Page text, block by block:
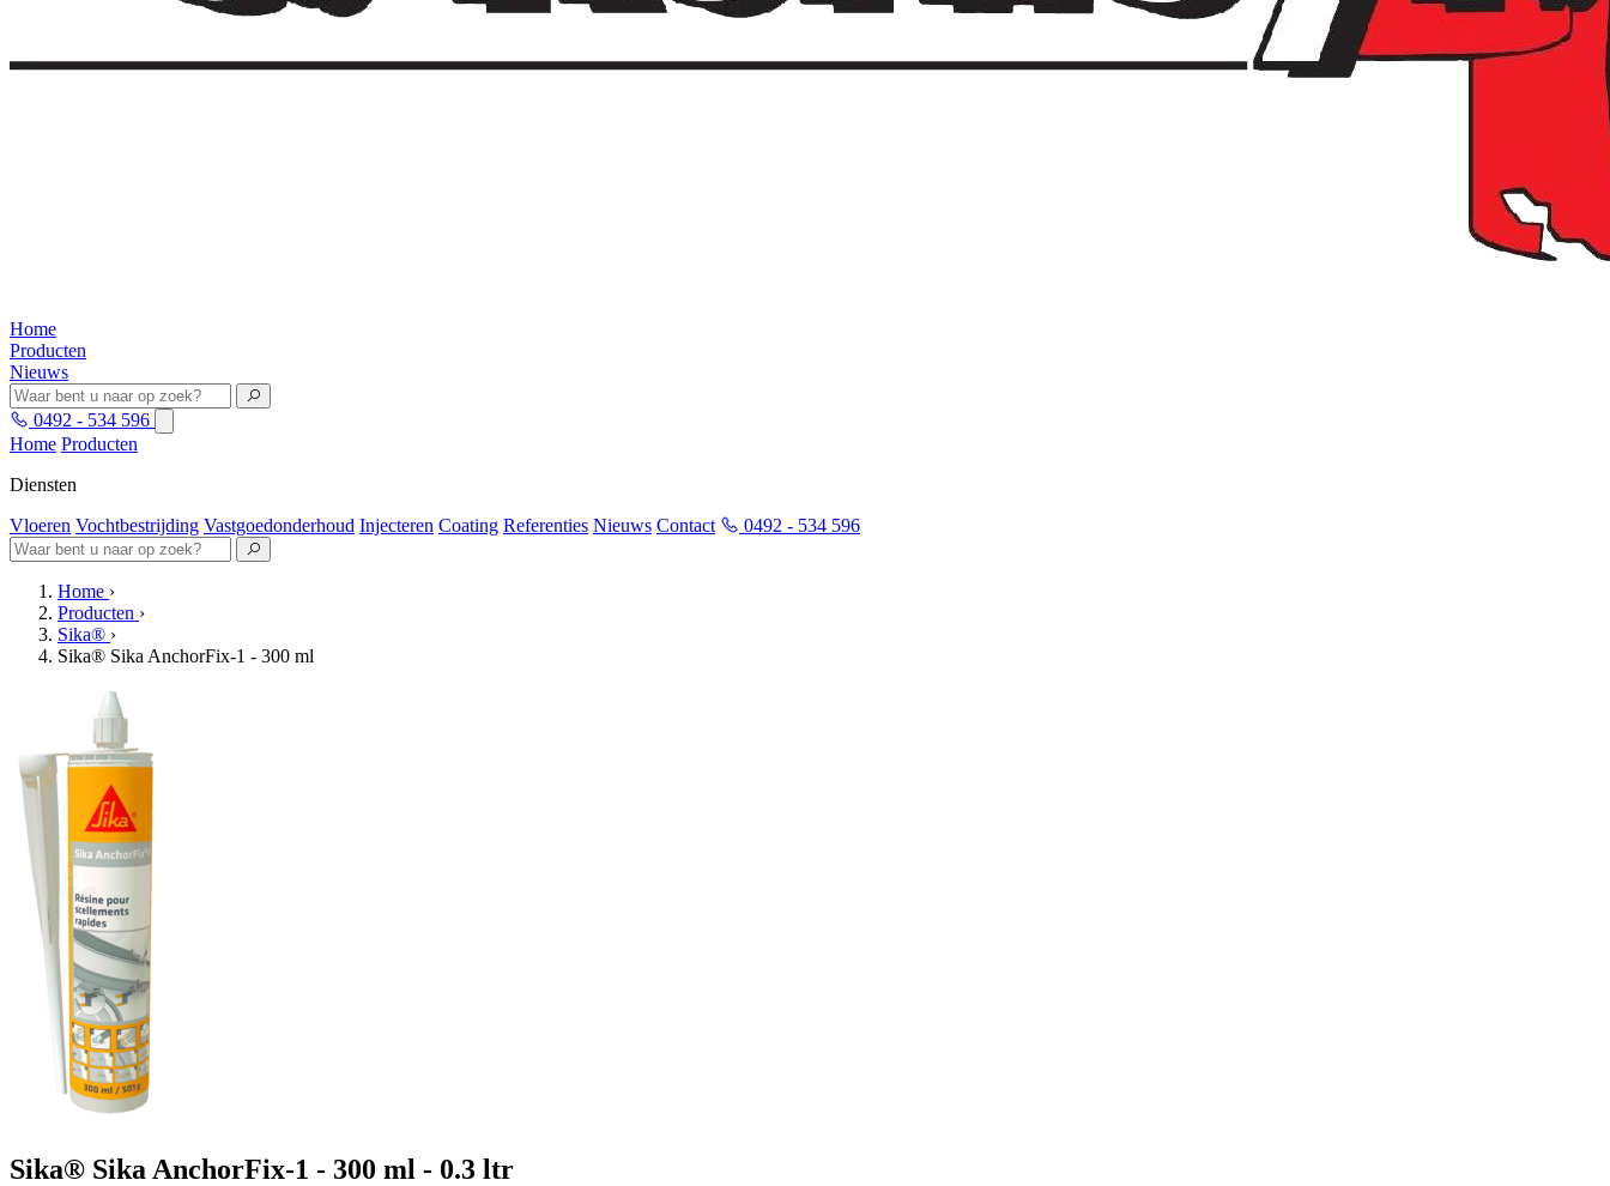
Home
Producten
Nieuws
0492 - 534 596
Home Producten
Diensten
Vloeren Vochtbestrijding Vastgoedonderhoud Injecteren Coating Referenties Nieuws Contact 0492 - 534 596
Home ›
Producten ›
Sika® ›
Sika® Sika AnchorFix-1 - 300 ml
Sika® Sika AnchorFix-1 - 300 ml - 0.3 ltr